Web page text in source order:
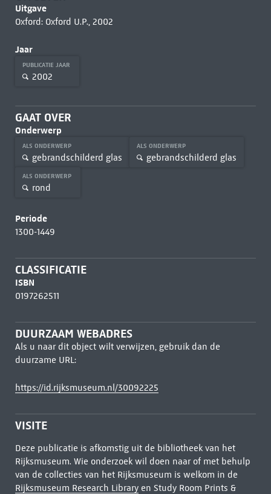
Uitgave
Oxford: Oxford U.P., 2002
Jaar
PUBLICATIE JAAR
2002
GAAT OVER
Onderwerp
ALS ONDERWERP
gebrandschilderd glas
ALS ONDERWERP
gebrandschilderd glas
ALS ONDERWERP
rond
Periode
1300-1449
CLASSIFICATIE
ISBN
0197262511
DUURZAAM WEBADRES
Als u naar dit object wilt verwijzen, gebruik dan de
duurzame URL:
https://id.rijksmuseum.nl/30092225
VISITE
Deze publicatie is afkomstig uit de bibliotheek van het
Rijksmuseum. Wie onderzoek wil doen naar of met behulp
van de collecties van het Rijksmuseum is welkom in de
Rijksmuseum Research Libraryen Study Room Prints &